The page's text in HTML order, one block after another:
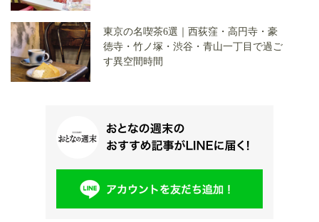
東京の名喫茶6選｜西荻窪・高円寺・豪
徳寺・竹ノ塚・渋谷・青山一丁目で過ご
す異空間時間